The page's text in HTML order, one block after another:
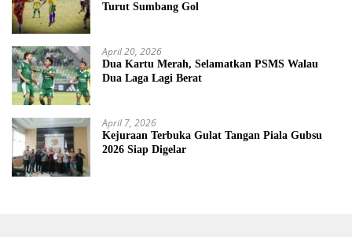
Turut Sumbang Gol
April 20, 2026
Dua Kartu Merah, Selamatkan PSMS Walau
Dua Laga Lagi Berat
April 7, 2026
Kejuraan Terbuka Gulat Tangan Piala Gubsu
2026 Siap Digelar